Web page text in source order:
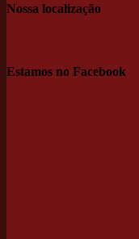
Nossa localização
Estamos no Facebook